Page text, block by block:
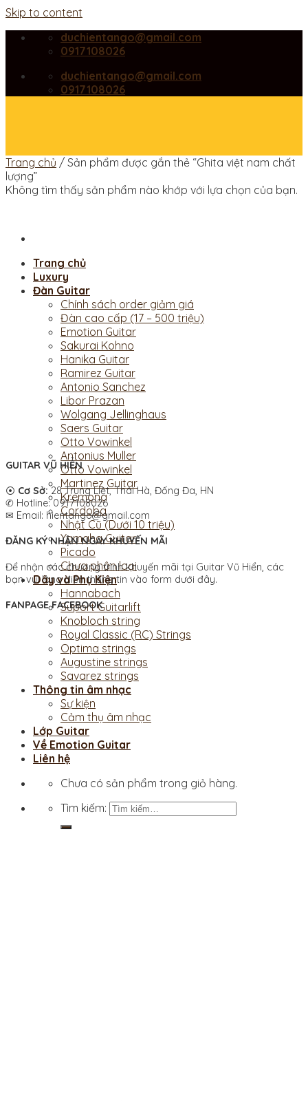
Skip to content
duchientango@gmail.com
0917108026
duchientango@gmail.com
0917108026
Trang chủ
Luxury
Đàn Guitar
Chính sách order giảm giá
Đàn cao cấp (17 – 500 triệu)
Emotion Guitar
Sakurai Kohno
Hanika Guitar
Ramirez Guitar
Antonio Sanchez
Libor Prazan
Wolgang Jellinghaus
Saers Guitar
Otto Vowinkel
Antonius Muller
Otto Vowinkel
Martinez Guitar
Kremona
Cordoba
Nhật Cũ (Dưới 10 triệu)
Yamaha Guitar
Picado
Chưa phân loại
Dây và Phụ Kiện
Hannabach
Suport Guitarlift
Knobloch string
Royal Classic (RC) Strings
Optima strings
Augustine strings
Savarez strings
Thông tin âm nhạc
Sự kiện
Cảm thụ âm nhạc
Lớp Guitar
Về Emotion Guitar
Liên hệ
Chưa có sản phẩm trong giỏ hàng.
Tìm kiếm:
Trang chủ / Sản phẩm được gắn thẻ “Ghita việt nam chất
lượng”
Không tìm thấy sản phẩm nào khớp với lựa chọn của bạn.
GUITAR VŨ HIỂN
⦿ Cơ Sở:28 Trung Liệt, Thái Hà, Đống Đa, HN
✆ Hotline: 0917108026
✉ Email: hientango@gmail.com
ĐĂNG KÝ NHẬN NGAY KHUYẾN MÃI
Để nhận các chương trình khuyến mãi tại Guitar Vũ Hiển, các
bạn vui lòng điền thông tin vào form dưới đây.
FANPAGE FACEBOOK